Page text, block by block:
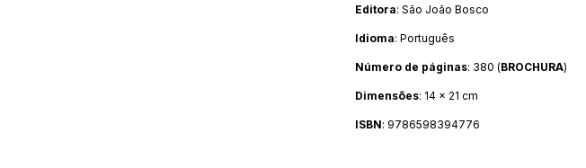
Editora: São João Bosco
Idioma: Português
Número de páginas: 380 (BROCHURA)
Dimensões: 14 x 21 cm
ISBN: 9786598394776